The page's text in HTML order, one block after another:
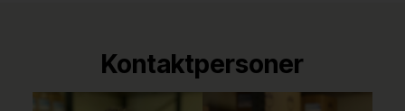
Kontaktpersoner